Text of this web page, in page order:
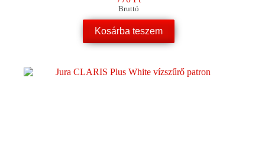
Bruttó
Kosárba teszem